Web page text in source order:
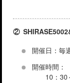
②
開催日：毎
開催時間：
10：30～